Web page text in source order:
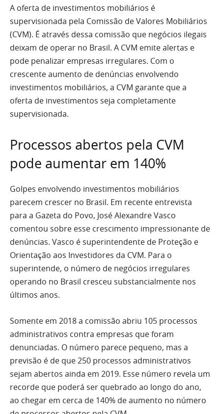
A oferta de investimentos mobiliários é
supervisionada pela Comissão de Valores Mobiliários
(CVM). É através dessa comissão que negócios ilegais
deixam de operar no Brasil. A CVM emite alertas e
pode penalizar empresas irregulares. Com o
crescente aumento de denúncias envolvendo
investimentos mobiliários, a CVM garante que a
oferta de investimentos seja completamente
supervisionada.
Processos abertos pela CVM
pode aumentar em 140%
Golpes envolvendo investimentos mobiliários
parecem crescer no Brasil. Em recente entrevista
para a Gazeta do Povo, José Alexandre Vasco
comentou sobre esse crescimento impressionante de
denúncias. Vasco é superintendente de Proteção e
Orientação aos Investidores da CVM. Para o
superintende, o número de negócios irregulares
operando no Brasil cresceu substancialmente nos
últimos anos.
Somente em 2018 a comissão abriu 105 processos
administrativos contra empresas que foram
denunciadas. O número parece pequeno, mas a
previsão é de que 250 processos administrativos
sejam abertos ainda em 2019. Esse número revela um
recorde que poderá ser quebrado ao longo do ano,
ao chegar em cerca de 140% de aumento no número